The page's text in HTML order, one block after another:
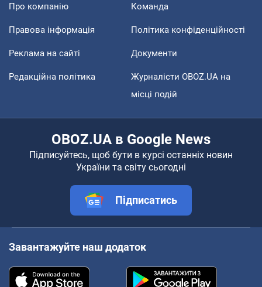
Про компанію Команда
Правова інформація Політика конфіденційності
Реклама на сайті Документи
Редакційна політика
Журналісти OBOZ.UA на
місці подій
OBOZ.UA в Google News
Підписуйтесь, щоб бути в курсі останніх новин
України та світу сьогодні
Підписатись
Завантажуйте наш додаток